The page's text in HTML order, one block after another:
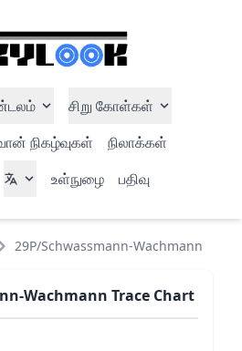
சிறு கோள்கள்
நிகழ்வுகள்
நிலாக்கள்
உள்நுழை பதிவு
29P/Schwassmann-Wachmann
Wachmann Trace Chart